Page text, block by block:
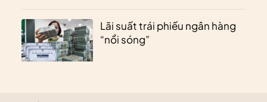
Lãi suất trái phiếu ngân hàng
“nổi sóng”